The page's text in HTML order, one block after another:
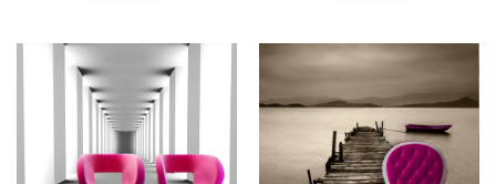
wiele
wariantów.
Opcje
można
wybrać
wariantów.
Opcje
można
wybrać